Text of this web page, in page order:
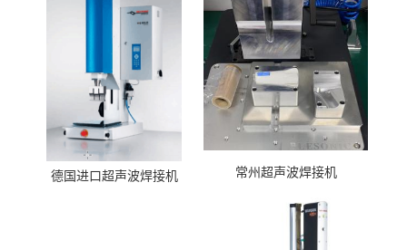
德国进口超声波焊接机 常州超声波焊接机